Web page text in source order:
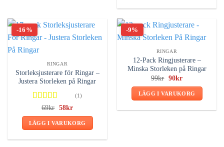
-16%
RINGAR
Storleksjusterare för Ringar –
Justera Storleken på Ringar
Betygsatt
4.00av 5
(1)
69kr Det
priset
var:
58krDet
priset
är:
LÄGG I VARUKORG
-9%
RINGAR
12-Pack Ringjusterare –
Minska Storleken på Ringar
99kr Det
priset
var:
90krDet
priset
är:
LÄGG I VARUKORG